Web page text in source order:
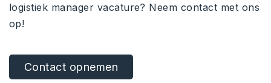
logistiek manager vacature? Neem contact met ons
op!
Contact opnemen